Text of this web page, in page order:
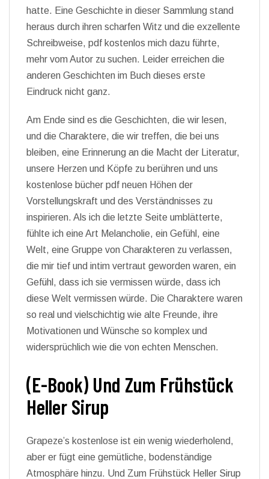
hatte. Eine Geschichte in dieser Sammlung stand
heraus durch ihren scharfen Witz und die exzellente
Schreibweise, pdf kostenlos mich dazu führte,
mehr vom Autor zu suchen. Leider erreichen die
anderen Geschichten im Buch dieses erste
Eindruck nicht ganz.
Am Ende sind es die Geschichten, die wir lesen,
und die Charaktere, die wir treffen, die bei uns
bleiben, eine Erinnerung an die Macht der Literatur,
unsere Herzen und Köpfe zu berühren und uns
kostenlose bücher pdf neuen Höhen der
Vorstellungskraft und des Verständnisses zu
inspirieren. Als ich die letzte Seite umblätterte,
fühlte ich eine Art Melancholie, ein Gefühl, eine
Welt, eine Gruppe von Charakteren zu verlassen,
die mir tief und intim vertraut geworden waren, ein
Gefühl, dass ich sie vermissen würde, dass ich
diese Welt vermissen würde. Die Charaktere waren
so real und vielschichtig wie alte Freunde, ihre
Motivationen und Wünsche so komplex und
widersprüchlich wie die von echten Menschen.
(E-Book) Und Zum Frühstück
Heller Sirup
Grapeze’s kostenlose ist ein wenig wiederholend,
aber er fügt eine gemütliche, bodenständige
Atmosphäre hinzu. Und Zum Frühstück Heller Sirup